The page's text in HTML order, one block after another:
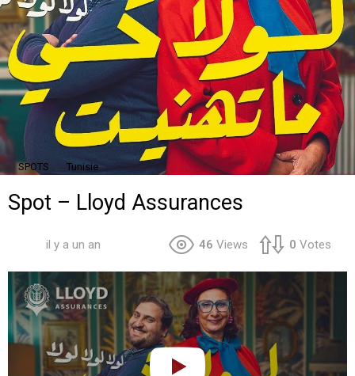
SPOTS Tunisie
Spot – Lloyd Assurances
il y a un an 46 Views 0 Votes